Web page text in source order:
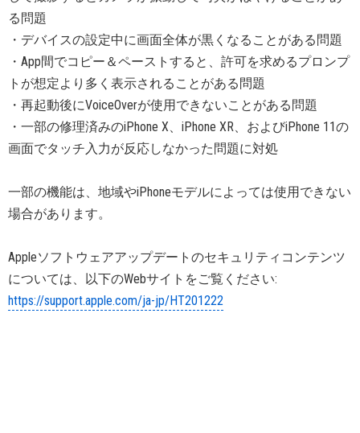
る問題
・デバイスの設定中に画面全体が黒くなることがある問題
・App間でコピー＆ペーストすると、許可を求めるプロンプ
トが想定より多く表示されることがある問題
・再起動後にVoiceOverが使用できないことがある問題
・一部の修理済みのiPhone X、iPhone XR、およびiPhone 11の
画面でタッチ入力が反応しなかった問題に対処
一部の機能は、地域やiPhoneモデルによっては使用できない
場合があります。
Appleソフトウェアアップデートのセキュリティコンテンツ
については、以下のWebサイトをご覧ください:
https://support.apple.com/ja-jp/HT201222